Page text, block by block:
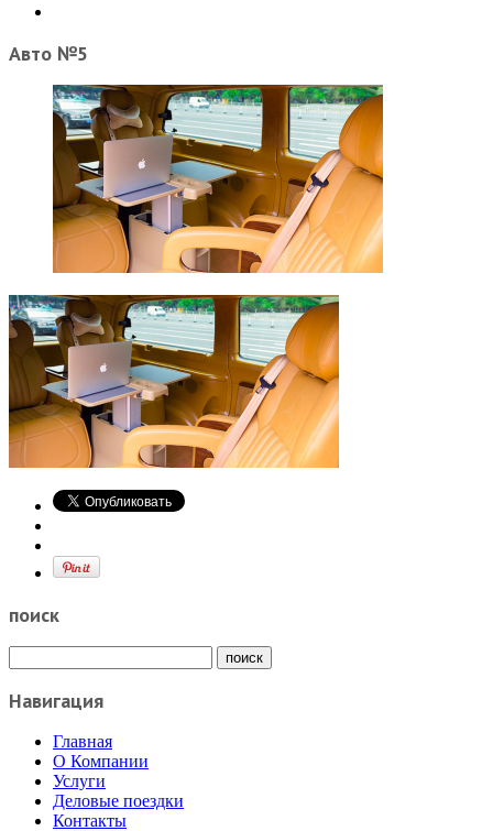
Авто №5
поиск
Навигация
Главная
О Компании
Услуги
Деловые поездки
Контакты